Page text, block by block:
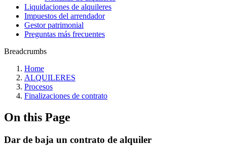
Liquidaciones de alquileres
Impuestos del arrendador
Gestor patrimonial
Preguntas más frecuentes
Breadcrumbs
Home
ALQUILERES
Procesos
Finalizaciones de contrato
On this Page
Dar de baja un contrato de alquiler